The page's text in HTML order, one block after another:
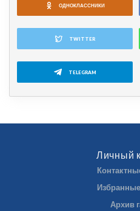
ОДНОКЛАССНИКИ
TWITTER
TELEGRAM
Личный
Архив